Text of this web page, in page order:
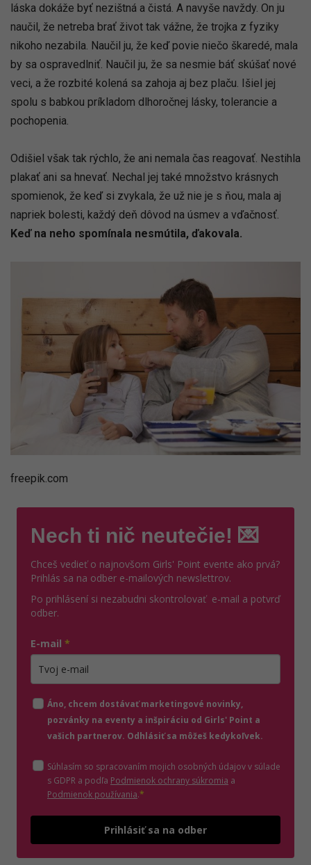
láska dokáže byť nezištná a čistá. A navyše navždy. On ju
naučil, že netreba brať život tak vážne, že trojka z fyziky
nikoho nezabila. Naučil ju, že keď povie niečo škaredé, mala
by sa ospravedlniť. Naučil ju, že sa nesmie báť skúšať nové
veci, a že rozbité kolená sa zahoja aj bez plaču. Išiel jej
spolu s babkou príkladom dlhoročnej lásky, tolerancie a
pochopenia.
Odišiel však tak rýchlo, že ani nemala čas reagovať. Nestihla
plakať ani sa hnevať. Nechal jej také množstvo krásnych
spomienok, že keď si zvykala, že už nie je s ňou, mala aj
napriek bolesti, každý deň dôvod na úsmev a vďačnosť.
Keď na neho spomínala nesmútila, ďakovala.
freepik.com
Nech ti nič neutečie! 💌
Chceš vedieť o najnovšom Girls' Point evente ako prvá?
Prihlás sa na odber e-mailových newslettrov.
Po prihlásení si nezabudni skontrolovať e-mail a potvrď
odber.
E-mail *
Áno, chcem dostávať marketingové novinky,
pozvánky na eventy a inšpiráciu od Girls' Point a
vašich partnerov. Odhlásiť sa môžeš kedykoľvek.
Súhlasím so spracovaním mojich osobných údajov v súlade
s GDPR a podľa Podmienok ochrany súkromia (otvorí sa v novom
a
Podmienok používania(otvorí sa v novom okne)
.*
Prihlásiť sa na odber